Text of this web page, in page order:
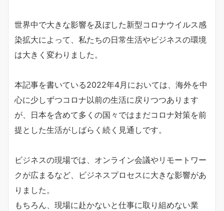
世界中で大きな影響を及ぼした新型コロナウイルス感
染拡大によって、私たちの日常生活やビジネスの環境
は大きく変わりました。
本記事を書いている2022年4月においては、海外を中
心に少しずつコロナ以前の生活に戻りつつあります
が、日本を含めて多くの国々ではまだコロナ対策を前
提とした生活がしばらく続く見通しです。
ビジネスの現場では、オンライン会議やリモートワー
クが広まるなど、ビジネスプロセスに大きな影響があ
りました。
もちろん、現場に赴かないと仕事に取り組めない業